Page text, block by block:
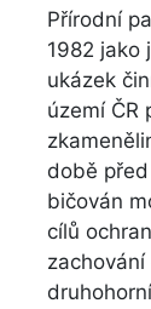
Přírodní
1982 jako
ukázek
území ČR
době
bičován
cílů